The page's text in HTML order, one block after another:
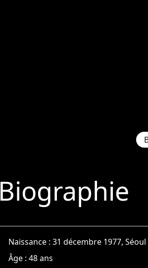
Biographie
Naissance :31 décembre 1977, Séoul
Âge :48 ans